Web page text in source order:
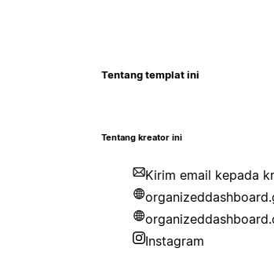
Tentang templat ini
Tentang kreator ini
Kirim email kepada
Instagram